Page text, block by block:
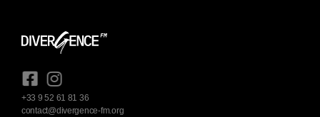
+33 9 52 61 81 36
contact@divergence-fm.org